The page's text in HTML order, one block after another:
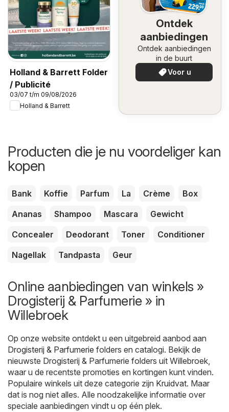
Holland & Barrett Folder
/ Publicité
03/07 t/m 09/08/2026
Holland & Barrett
Ontdek
aanbiedingen
Ontdek aanbiedingen
in de buurt
Voor u
Producten die je nu voordeliger kan
kopen
Bank Koffie Parfum La Crème
Box
Ananas
Shampoo Mascara
Gewicht
Concealer
Deodorant Toner
Conditioner
Nagellak
Tandpasta Geur
Online aanbiedingen van winkels »
Drogisterij & Parfumerie » in
Willebroek
Op onze website ontdekt u een uitgebreid aanbod aan
Drogisterij & Parfumerie folders en catalogi. Bekijk de
nieuwste Drogisterij & Parfumerie folders uit Willebroek,
waar u de recentste promoties en kortingen kunt vinden.
Populaire winkels uit deze categorie zijn Kruidvat. Maar
dat is nog niet alles. Alle noodzakelijke informatie over
speciale aanbiedingen vindt u op één plek.